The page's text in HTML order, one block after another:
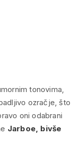
tonovima,
ozračje, što
oni odabrani
Jarboe, bivše